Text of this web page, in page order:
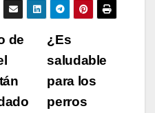
¿Es
saludable
para los
perros
de